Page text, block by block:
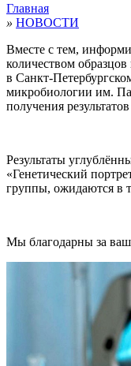
Главная
» НОВОСТИ
Вместе с тем,
количеством
в Санкт-
микробиологии им.
получения
Результаты
«Генетический
группы, ожидаются в
Мы благодарны за